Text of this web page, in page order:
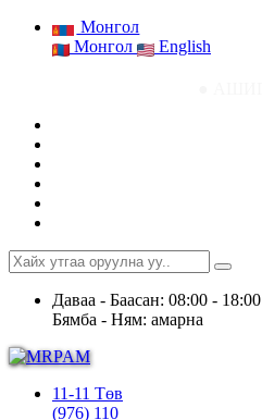
Монгол
Монгол
English
Даваа - Баасан: 08:00 - 18:00
Бямба - Ням: амарна
11-11 Төв
(976) 110